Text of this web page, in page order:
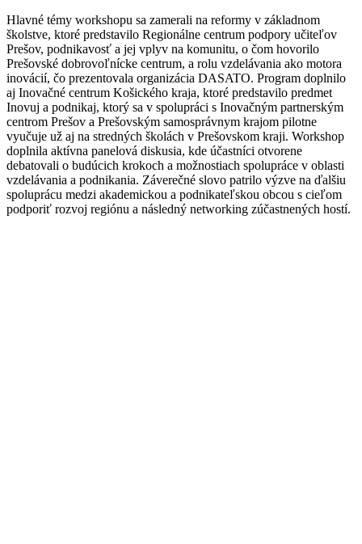
Hlavné témy workshopu sa zamerali na reformy v základnom
školstve, ktoré predstavilo Regionálne centrum podpory učiteľov
Prešov, podnikavosť a jej vplyv na komunitu, o čom hovorilo
Prešovské dobrovoľnícke centrum, a rolu vzdelávania ako motora
inovácií, čo prezentovala organizácia DASATO. Program doplnilo
aj Inovačné centrum Košického kraja, ktoré predstavilo predmet
Inovuj a podnikaj, ktorý sa v spolupráci s Inovačným partnerským
centrom Prešov a Prešovským samosprávnym krajom pilotne
vyučuje už aj na stredných školách v Prešovskom kraji. Workshop
doplnila aktívna panelová diskusia, kde účastníci otvorene
debatovali o budúcich krokoch a možnostiach spolupráce v oblasti
vzdelávania a podnikania. Záverečné slovo patrilo výzve na ďalšiu
spoluprácu medzi akademickou a podnikateľskou obcou s cieľom
podporiť rozvoj regiónu a následný networking zúčastnených hostí.